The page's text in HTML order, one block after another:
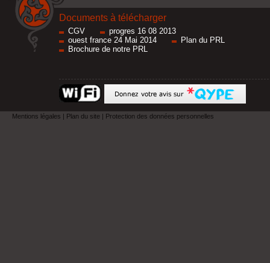
Documents à télécharger
CGV
progres 16 08 2013
ouest france 24 Mai 2014
Plan du PRL
Brochure de notre PRL
Mentions légales | Plan du site | Protection des données personnelles